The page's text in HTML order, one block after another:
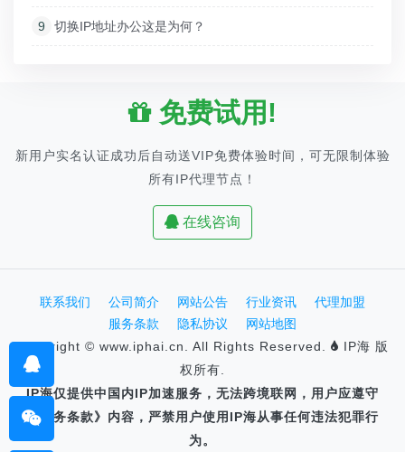
9 切换IP地址办公这是为何？
免费试用!
新用户实名认证成功后自动送VIP免费体验时间，可无限制体验
所有IP代理节点！
在线咨询
联系我们 公司简介 网站公告 行业资讯
代理加盟
服务条款
隐私协议
网站地图
Copyright © www.iphai.cn. All Rights Reserved.
IP海 版
权所有.
IP海仅提供中国内IP加速服务，无法跨境联网，用户应遵守
《服务条款》内容，严禁用户使用IP海从事任何违法犯罪行
为。